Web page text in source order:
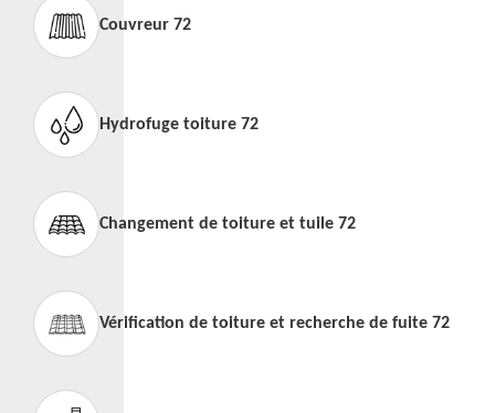
Couvreur 72
Hydrofuge toiture 72
Changement de toiture et tuile 72
Vérification de toiture et recherche de fuite 72